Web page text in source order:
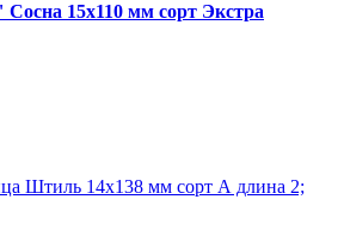
15х110 мм сорт Экстра